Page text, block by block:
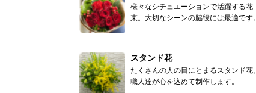
様々なシチュエーションで活躍する花
束。大切なシーンの脇役には最適です。
スタンド花
たくさんの人の目にとまるスタンド花。
職人達が心を込めて制作します。